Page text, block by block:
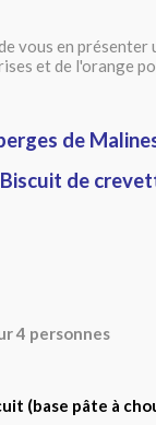
vous en présenter
et de l'orange
de
Biscuit de
4 personnes
(base pâte à